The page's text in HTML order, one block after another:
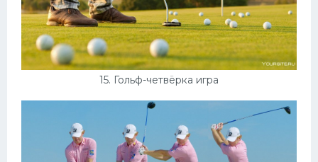
15. Гольф-четвёрка игра